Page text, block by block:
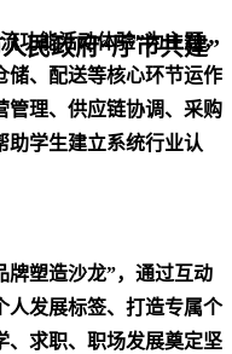
民政府“厅市共建”
功能活动体验”为主题，
储、配送等核心环节运作
管理、供应链协调、采购
助学生建立系统行业认
牌塑造沙龙”，通过互动
人发展标签、打造专属个
、求职、职场发展奠定坚